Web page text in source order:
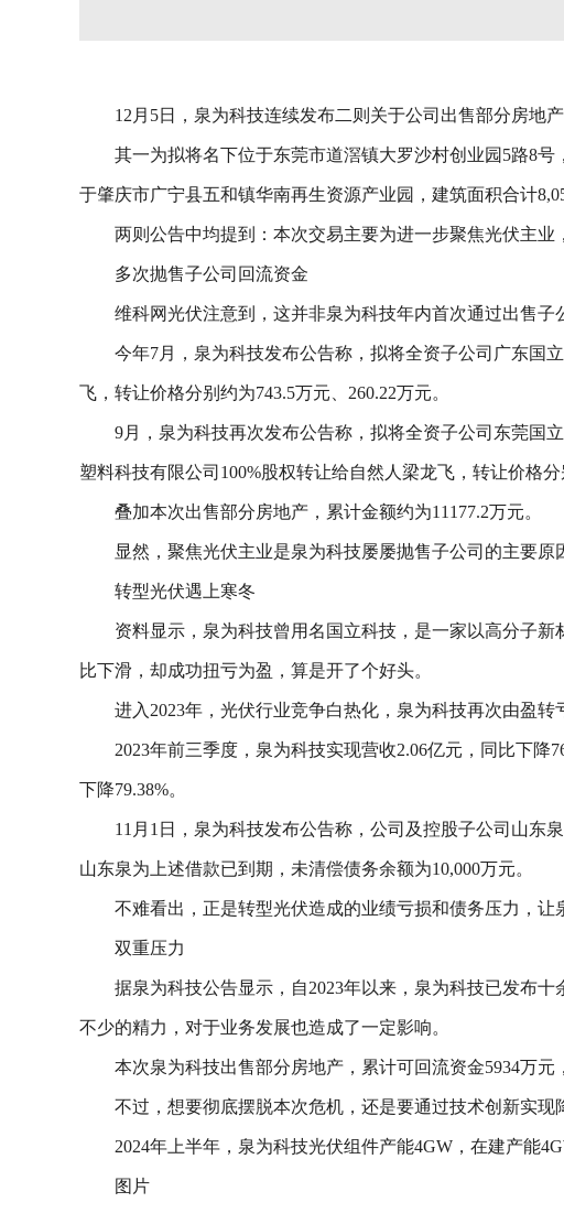
12月5日，泉为科技连续发布二则关于公司出售部分房地产
其一为拟将名下位于东莞市道滘镇大罗沙村创业园5路8
于肇庆市广宁县五和镇华南再生资源产业园，建筑面积合计
两则公告中均提到：本次交易主要为进一步聚焦光伏主
多次抛售子公司回流资金
维科网光伏注意到，这并非泉为科技年内首次通过出售子
今年7月，泉为科技发布公告称，拟将全资子公司广东国
飞，转让价格分别约为743.5万元、260.22万元。
9月，泉为科技再次发布公告称，拟将全资子公司东莞国
塑料科技有限公司100%股权转让给自然人梁龙飞，转让价格分
叠加本次出售部分房地产，累计金额约为11177.2万元。
显然，聚焦光伏主业是泉为科技屡屡抛售子公司的主要原
转型光伏遇上寒冬
资料显示，泉为科技曾用名国立科技，是一家以高分子
比下滑，却成功扭亏为盈，算是开了个好头。
进入2023年，光伏行业竞争白热化，泉为科技再次由盈转
2023年前三季度，泉为科技实现营收2.06亿元，同比下降
下降79.38%。
11月1日，泉为科技发布公告称，公司及控股子公司山东
山东泉为上述借款已到期，未清偿债务余额为10,000万元。
不难看出，正是转型光伏造成的业绩亏损和债务压力，
双重压力
据泉为科技公告显示，自2023年以来，泉为科技已发布
不少的精力，对于业务发展也造成了一定影响。
本次泉为科技出售部分房地产，累计可回流资金5934万
不过，想要彻底摆脱本次危机，还是要通过技术创新实现
2024年上半年，泉为科技光伏组件产能4GW，在建产能
图片